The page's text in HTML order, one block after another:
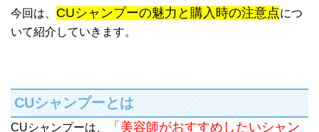
今回は、 CUシャンプーの魅力と購入時の注意点につ
いて紹介していきます。
CUシャンプーとは
CUシャンプーは、
「美容師がおすすめしたいシャン